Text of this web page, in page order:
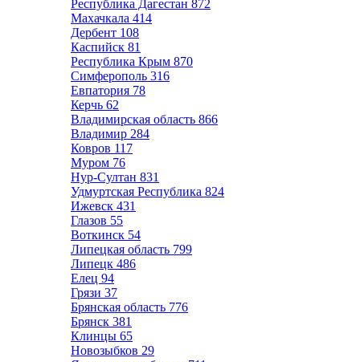
Республика Дагестан 872
Махачкала 414
Дербент 108
Каспийск 81
Республика Крым 870
Симферополь 316
Евпатория 78
Керчь 62
Владимирская область 866
Владимир 284
Ковров 117
Муром 76
Нур-Султан 831
Удмуртская Республика 824
Ижевск 431
Глазов 55
Воткинск 54
Липецкая область 799
Липецк 486
Елец 94
Грязи 37
Брянская область 776
Брянск 381
Клинцы 65
Новозыбков 29